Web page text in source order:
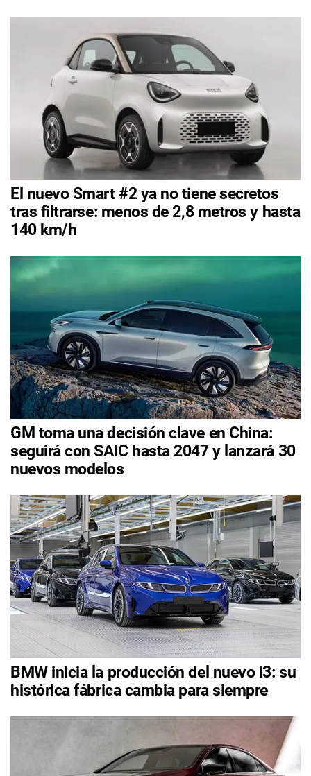
El nuevo Smart #2 ya no tiene secretos
tras filtrarse: menos de 2,8 metros y hasta
140 km/h
GM toma una decisión clave en China:
seguirá con SAIC hasta 2047 y lanzará 30
nuevos modelos
BMW inicia la producción del nuevo i3: su
histórica fábrica cambia para siempre